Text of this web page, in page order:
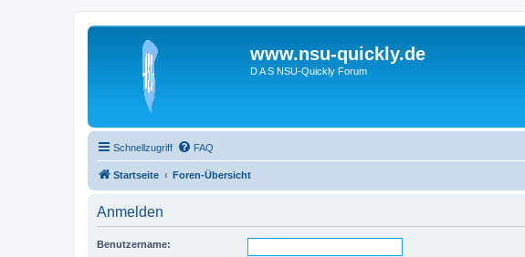
www.nsu-quickly.de
D A S NSU-Quickly Forum
Schnellzugriff FAQ
Startseite Foren-Übersicht
Anmelden
Benutzername: